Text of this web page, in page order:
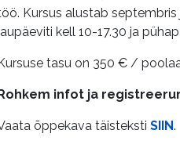
Kursus alustab
kell 10-17.30 ja
tasu on 350 € /
infot ja
õppekava täisteksti SIIN.